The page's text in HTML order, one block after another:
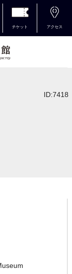
チケット アクセス
ID:7418